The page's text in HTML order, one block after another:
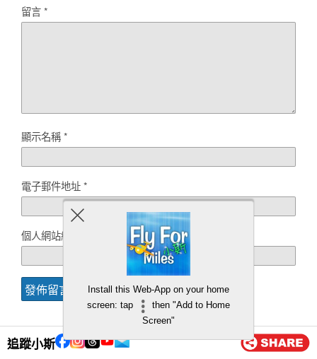
追蹤小斯
留言*
顯示名稱*
電子郵件地址*
個人網站網址
Install this Web-App on your home
screen: tap
then "Add to Home
Screen"